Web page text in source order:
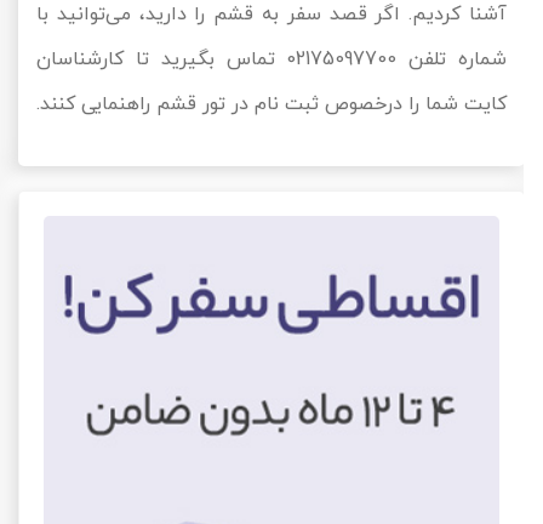
آشنا کردیم. اگر قصد سفر به قشم را دارید، می‌توانید با
شماره تلفن 02175097700 تماس بگیرید تا کارشناسان
کایت شما را درخصوص ثبت نام در تور قشم راهنمایی کنند.